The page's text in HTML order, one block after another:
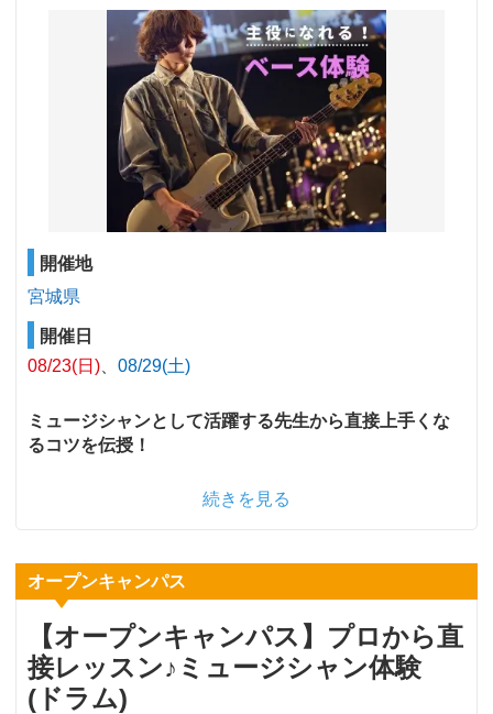
開催地
宮城県
開催日
08/23(日)
08/29(土)
ミュージシャンとして活躍する先生から直接上手くな
るコツを伝授！
続きを見る
オープンキャンパス
【オープンキャンパス】プロから直
接レッスン♪ミュージシャン体験
(ドラム)